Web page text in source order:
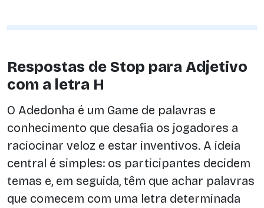
Respostas de Stop para Adjetivo
com a letra H
O Adedonha é um Game de palavras e
conhecimento que desafia os jogadores a
raciocinar veloz e estar inventivos. A ideia
central é simples: os participantes decidem
temas e, em seguida, têm que achar palavras
que comecem com uma letra determinada